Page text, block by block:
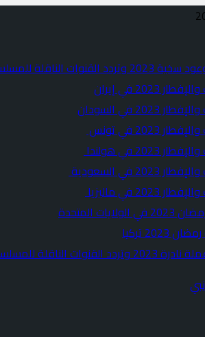
الناقلة للمسلسل
2023 في إيران
في السودان
2023 في تونس
في هولندا
في السعودية
في ماليزيا
المتحدة
تركيا
الناقلة للمسلسل